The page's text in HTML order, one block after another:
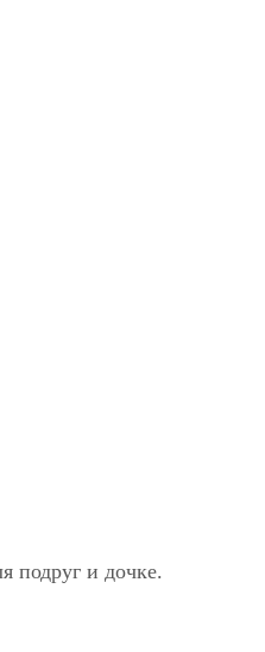
подруг и дочке.